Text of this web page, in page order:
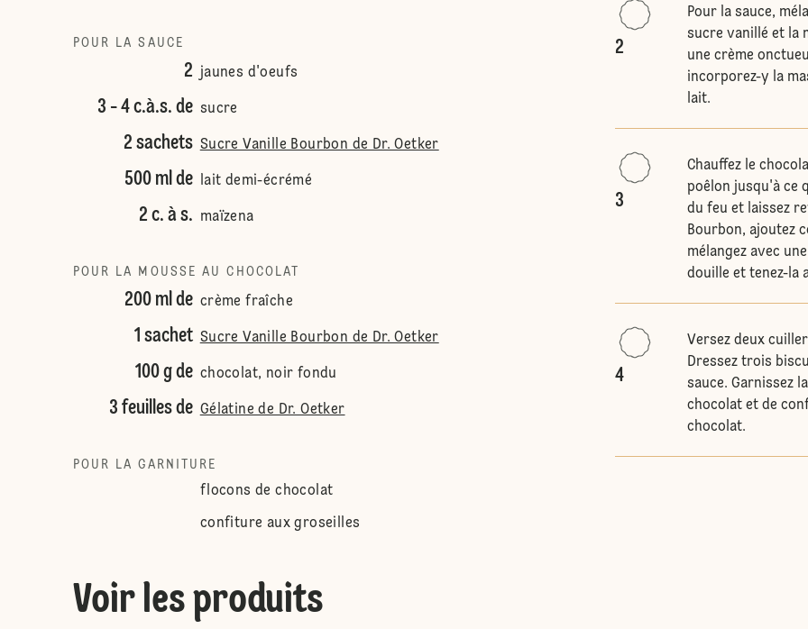
POUR LA SAUCE
2 jaunes d'oeufs
3 - 4 c.à.s. de sucre
2 sachets Sucre Vanille Bourbon de Dr. Oetker
500 ml de lait demi-écrémé
2 c. à s. maïzena
POUR LA MOUSSE AU CHOCOLAT
200 ml de crème fraîche
1 sachet Sucre Vanille Bourbon de Dr. Oetker
100 g de chocolat, noir fondu
3 feuilles de Gélatine de Dr. Oetker
POUR LA GARNITURE
flocons de chocolat
confiture aux groseilles
Voir les produits
2
Pour la sauce,
sucre vanillé et la
une crème
incorporez-y la
lait.
3
Chauffez le
poêlon jusqu'à ce
du feu et laissez
Bourbon, ajoutez
mélangez avec
douille et tenez-la
4
Versez deux
Dressez trois
sauce. Garnissez
chocolat et de
chocolat.